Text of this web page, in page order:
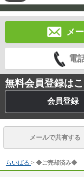
メ
電
無料会員登録は
会員登録
メールで共有する
らいばる > ◆ご売却済み◆